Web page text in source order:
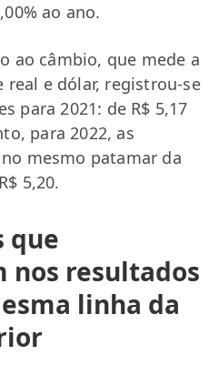
ao ano.
ao câmbio, que mede a
real e dólar, registrou-se
para 2021: de R$ 5,17
para 2022, as
mesmo patamar da
5,20.
que
nos resultados
linha da